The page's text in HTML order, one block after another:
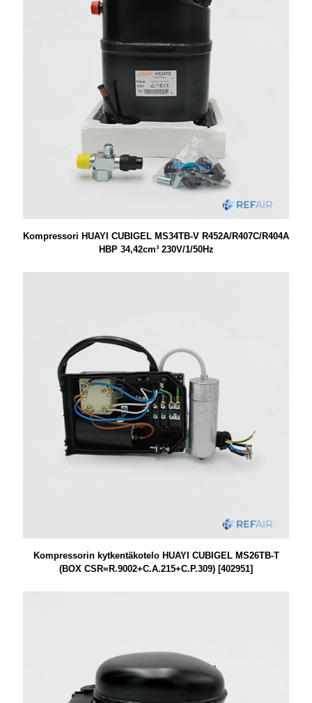
Kompressori HUAYI CUBIGEL MS34TB-V R452A/R407C/R404A
HBP 34,42cm³ 230V/1/50Hz
Kompressorin kytkentäkotelo HUAYI CUBIGEL MS26TB-T
(BOX CSR=R.9002+C.A.215+C.P.309) [402951]